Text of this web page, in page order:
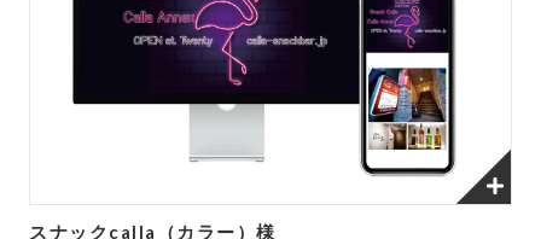
スナックcalla（カラー）様